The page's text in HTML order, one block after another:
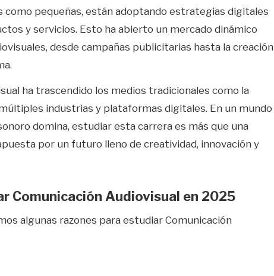
como pequeñas, están adoptando estrategias digitales
y servicios. Esto ha abierto un mercado dinámico
desde campañas publicitarias hasta la creación
ha trascendido los medios tradicionales como la
industrias y plataformas digitales. En un mundo
domina, estudiar esta carrera es más que una
por un futuro lleno de creatividad, innovación y
Comunicación Audiovisual en 2025
algunas razones para estudiar Comunicación